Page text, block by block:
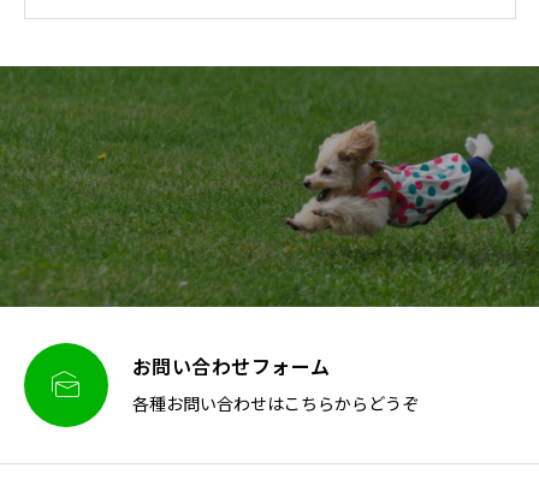
 お問い合わせフォーム
各種お問い合わせはこちらからどうぞ